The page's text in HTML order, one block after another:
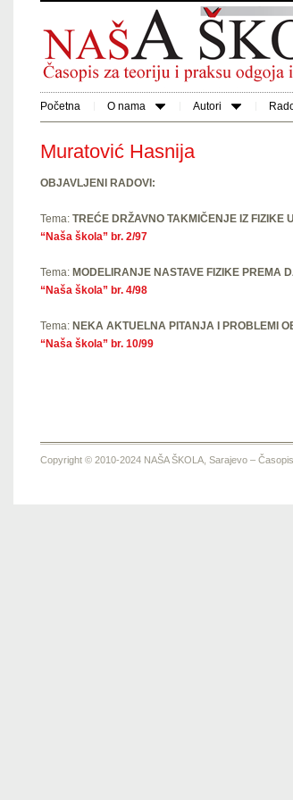
Početna O nama Autori
Muratović Hasnija
OBJAVLJENI RADOVI:
Tema: TREĆE DRŽAVNO TAKMIČENJE IZ FIZIKE
“Naša škola” br. 2/97
Tema: MODELIRANJE NASTAVE FIZIKE PREMA
“Naša škola” br. 4/98
Tema: NEKA AKTUELNA PITANJA I PROBLEMI
“Naša škola” br. 10/99
Copyright © 2010-2024 NAŠA ŠKOLA, Sarajevo –